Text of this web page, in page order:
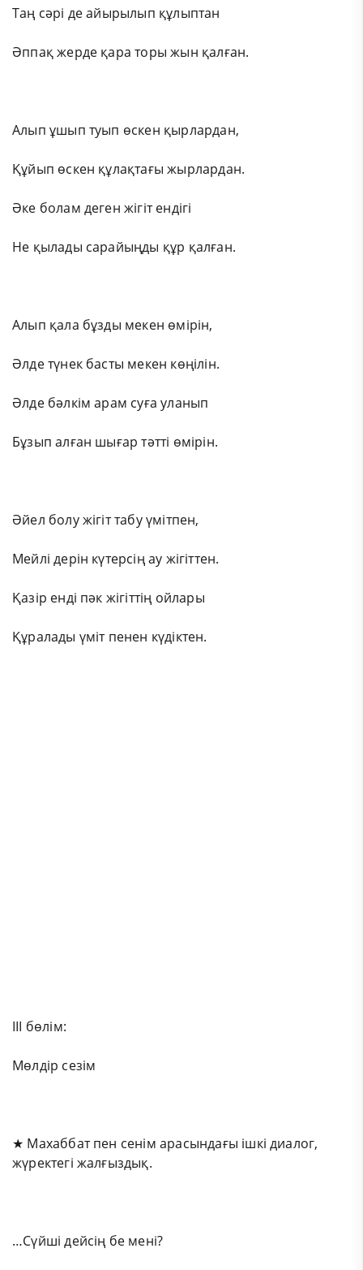
Таң сәрі де айырылып құлыптан
Әппақ жерде қара торы жын қалған.
Алып ұшып туып өскен қырлардан,
Құйып өскен құлақтағы жырлардан.
Әке болам деген жігіт ендігі
Не қылады сарайыңды құр қалған.
Алып қала бұзды мекен өмірін,
Әлде түнек басты мекен көңілін.
Әлде бәлкім арам суға уланып
Бұзып алған шығар тәтті өмірін.
Әйел болу жігіт табу үмітпен,
Мейлі дерін күтерсің ау жігіттен.
Қазір енді пәк жігіттің ойлары
Құралады үміт пенен күдіктен.
III бөлім:
Мөлдір сезім
★ Махаббат пен сенім арасындағы ішкі диалог,
жүректегі жалғыздық.
…Сүйші дейсің бе мені?